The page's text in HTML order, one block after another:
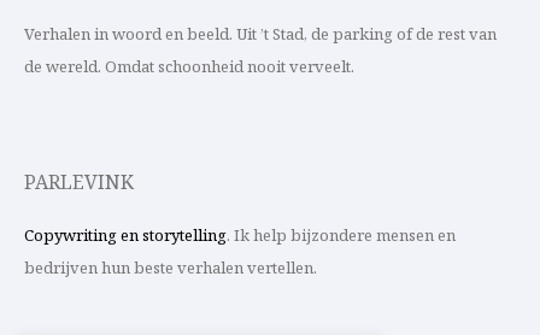
Verhalen in woord en beeld. Uit ’t Stad, de parking of de rest van
de wereld. Omdat schoonheid nooit verveelt.
PARLEVINK
Copywriting en storytelling. Ik help bijzondere mensen en
bedrijven hun beste verhalen vertellen.